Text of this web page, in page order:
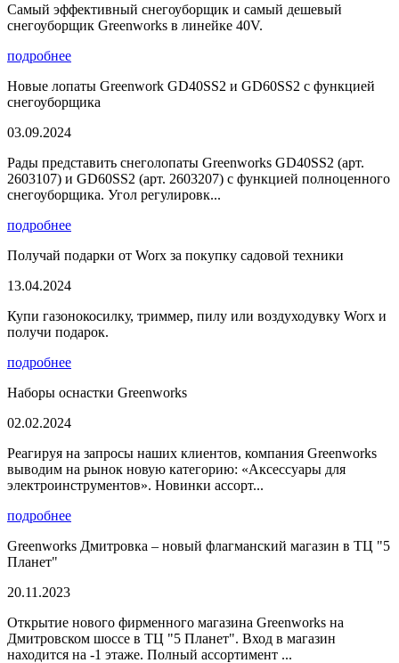
Самый эффективный снегоуборщик и самый дешевый
снегоуборщик Greenworks в линейке 40V.
подробнее
Новые лопаты Greenwork GD40SS2 и GD60SS2 с функцией
снегоуборщика
03.09.2024
Рады представить снеголопаты Greenworks GD40SS2 (арт.
2603107) и GD60SS2 (арт. 2603207) с функцией полноценного
снегоуборщика. Угол регулировк...
подробнее
Получай подарки от Worx за покупку садовой техники
13.04.2024
Купи газонокосилку, триммер, пилу или воздуходувку Worx и
получи подарок.
подробнее
Наборы оснастки Greenworks
02.02.2024
Реагируя на запросы наших клиентов, компания Greenworks
выводим на рынок новую категорию: «Аксессуары для
электроинструментов». Новинки ассорт...
подробнее
Greenworks Дмитровка – новый флагманский магазин в ТЦ "5
Планет"
20.11.2023
Открытие нового фирменного магазина Greenworks на
Дмитровском шоссе в ТЦ "5 Планет". Вход в магазин
находится на -1 этаже. Полный ассортимент ...